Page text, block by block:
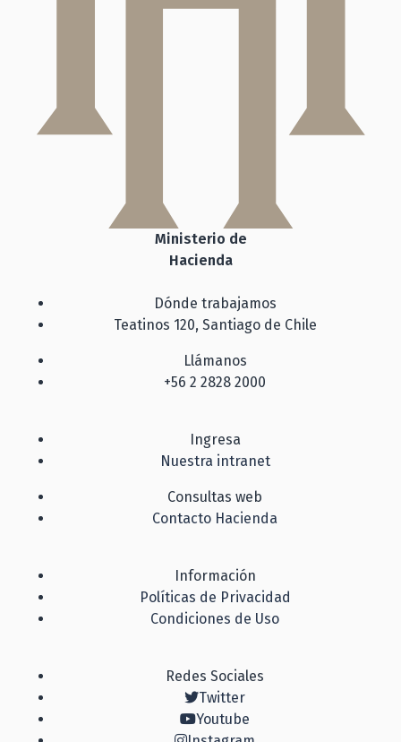
Ministerio de
Hacienda
Dónde trabajamos
Teatinos 120, Santiago de Chile
Llámanos
+56 2 2828 2000
Ingresa
Nuestra intranet
Consultas web
Contacto Hacienda
Información
Políticas de Privacidad
Condiciones de Uso
Redes Sociales
Twitter
Youtube